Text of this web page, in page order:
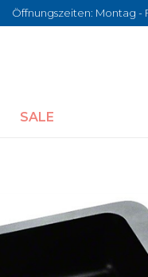
Öffnungszeiten: Montag -
SALE